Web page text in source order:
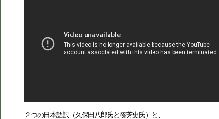
２つの日本語訳（久保田八郎氏と篠芳史氏）と、